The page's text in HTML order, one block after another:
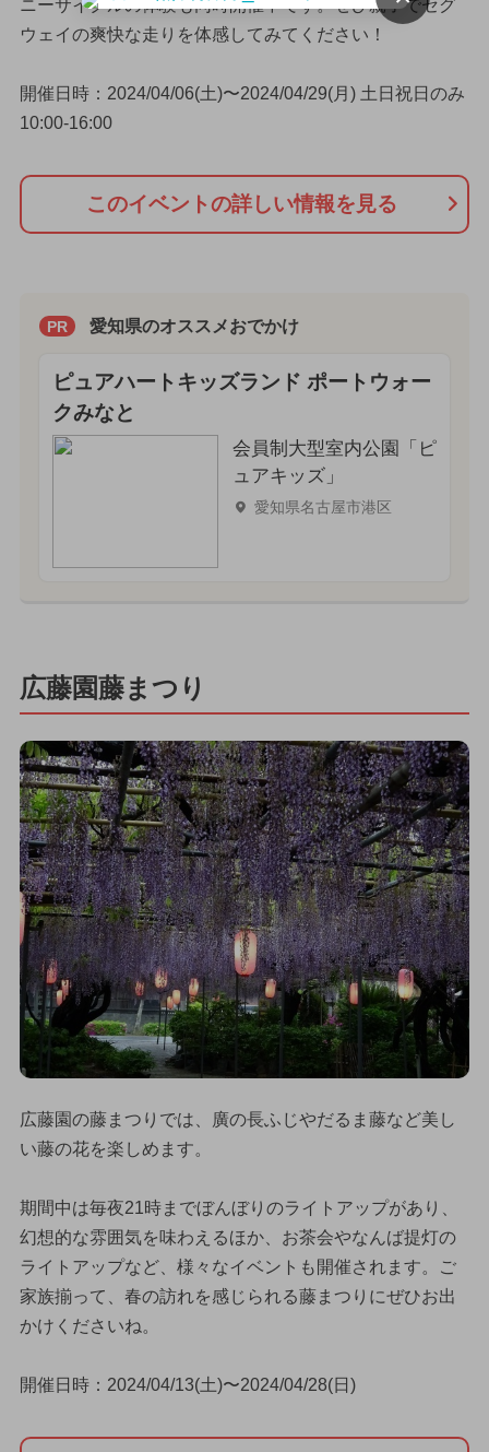
ニーサイクルの体験も同時開催中です。ぜひ親子でセグ
ウェイの爽快な走りを体感してみてください！
開催日時：2024/04/06(土)〜2024/04/29(月) 土日祝日のみ
10:00-16:00
このイベントの詳しい情報を見る
PR 愛知県のオススメおでかけ
ピュアハートキッズランド ポートウォー
クみなと
会員制大型室内公園「ピ
ュアキッズ」
愛知県名古屋市港区
広藤園藤まつり
広藤園の藤まつりでは、廣の長ふじやだるま藤など美し
い藤の花を楽しめます。
期間中は毎夜21時までぼんぼりのライトアップがあり、
幻想的な雰囲気を味わえるほか、お茶会やなんば提灯の
ライトアップなど、様々なイベントも開催されます。ご
家族揃って、春の訪れを感じられる藤まつりにぜひお出
かけくださいね。
開催日時：2024/04/13(土)〜2024/04/28(日)